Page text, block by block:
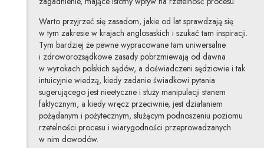
Warto przyjrzeć się zasadom, jakie od lat sprawdzają się
w tym zakresie w krajach anglosaskich i szukać tam inspiracji.
Tym bardziej że pewne wypracowane tam uniwersalne
i zdroworozsądkowe zasady pobrzmiewają od dawna
w wyrokach polskich sądów, a doświadczeni sędziowie i tak
intuicyjnie wiedzą, kiedy zadanie świadkowi pytania
sugerującego jest nieetyczne i służy manipulacji stanem
faktycznym, a kiedy wręcz przeciwnie, jest działaniem
pożądanym i pożytecznym, służącym podnoszeniu poziomu
rzetelności procesu i wiarygodności przeprowadzanych
w nim dowodów.